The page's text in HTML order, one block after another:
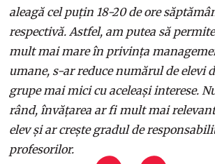
aleagă cel puțin 18-20 de ore
respectivă. Astfel, am putea să
mult mai mare în privința
umane, s-ar reduce numărul de elevi
grupe mai mici cu aceleași interese.
rând, învățarea ar fi mult mai
elev și ar crește gradul de
profesorilor.